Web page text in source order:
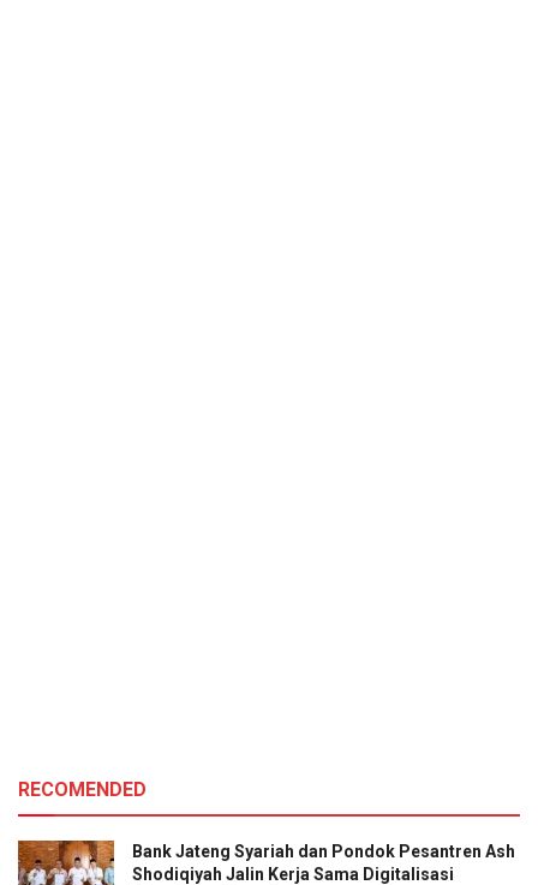
RECOMENDED
Bank Jateng Syariah dan Pondok Pesantren Ash
Shodiqiyah Jalin Kerja Sama Digitalisasi